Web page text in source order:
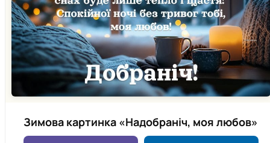
Зимова картинка «Надобраніч, моя любов»